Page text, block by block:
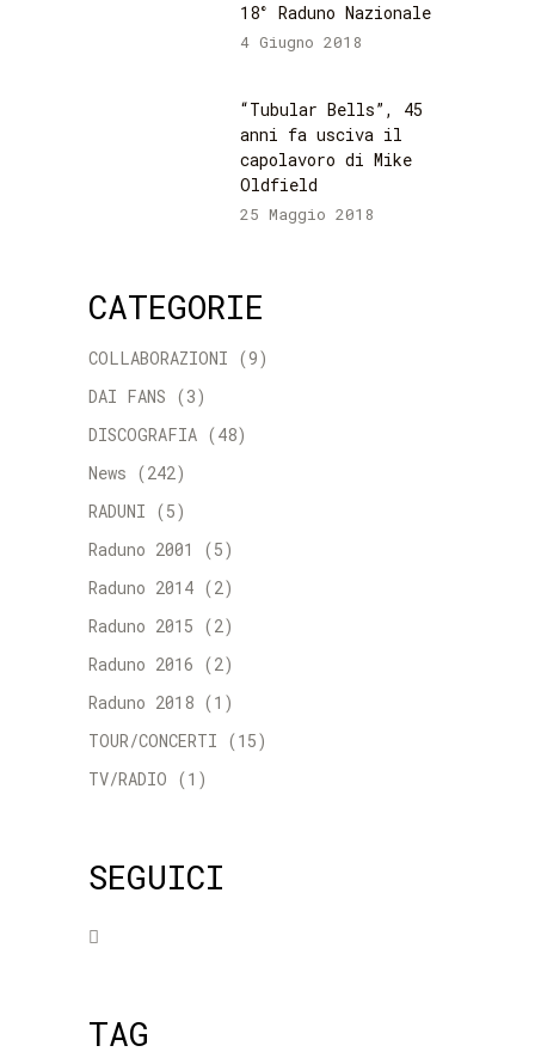
18° Raduno Nazionale
4 Giugno 2018
“Tubular Bells”, 45
anni fa usciva il
capolavoro di Mike
Oldfield
25 Maggio 2018
CATEGORIE
COLLABORAZIONI (9)
DAI FANS (3)
DISCOGRAFIA (48)
News (242)
RADUNI (5)
Raduno 2001
(5)
Raduno 2014 (2)
Raduno 2015 (2)
Raduno 2016 (2)
Raduno 2018 (1)
TOUR/CONCERTI (15)
TV/RADIO (1)
SEGUICI
TAG